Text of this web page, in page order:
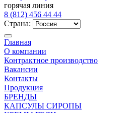
горячая линия
8 (812) 456 44 44
Страна:
Главная
О компании
Контрактное производство
Вакансии
Контакты
Продукция
БРЕНДЫ
КАПСУЛЫ СИРОПЫ